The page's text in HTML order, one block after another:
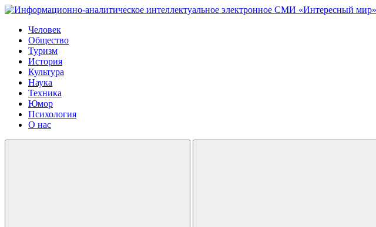
Человек
Общество
Туризм
История
Культура
Наука
Техника
Юмор
Психология
О нас